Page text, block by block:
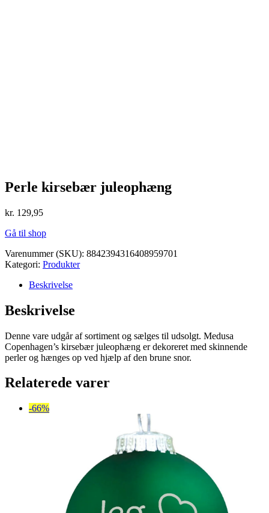
Perle kirsebær juleophæng
kr. 129,95
Gå til shop
Varenummer (SKU): 8842394316408959701
Kategori: Produkter
Beskrivelse
Beskrivelse
Denne vare udgår af sortiment og sælges til udsolgt. Medusa
Copenhagen’s kirsebær juleophæng er dekoreret med skinnende
perler og hænges op ved hjælp af den brune snor.
Relaterede varer
-66%